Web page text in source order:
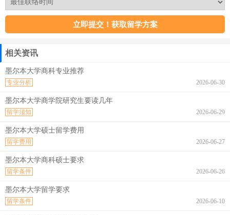
相关资讯
墨尔本大学商科专业推荐
2026-06-30
专业分析
墨尔本大学商学院研究生要读几年
2026-06-29
留学须知
墨尔本大学硕士留学费用
2026-06-27
留学费用
墨尔本大学商科硕士要求
2026-06-26
留学条件
墨尔本大学留学要求
2026-06-10
留学条件